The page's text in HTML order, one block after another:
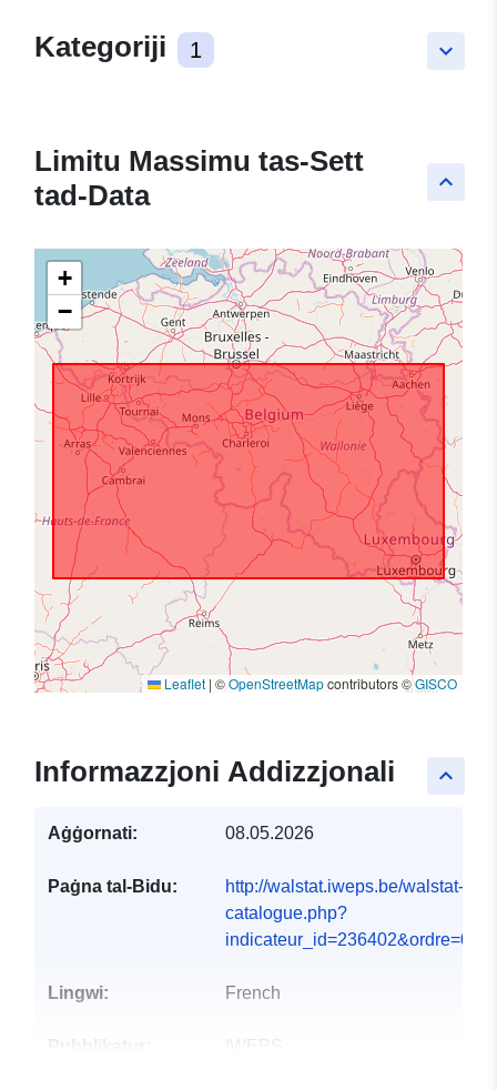
keyboard_arrow_down
Kategoriji 1
keyboard_arrow_up
Limitu Massimu tas-Sett
tad-Data
+
−
Leaflet | ©OpenStreetMapcontributors ©GISCO
keyboard_arrow_up
Informazzjoni Addizzjonali
Aġġornati: 08.05.2026
Paġna tal-Bidu:
http://walstat.iweps.be/walstat-
catalogue.php?
indicateur_id=236402&ordre=0#
Lingwi: French
Pubblikatur: IWEPS